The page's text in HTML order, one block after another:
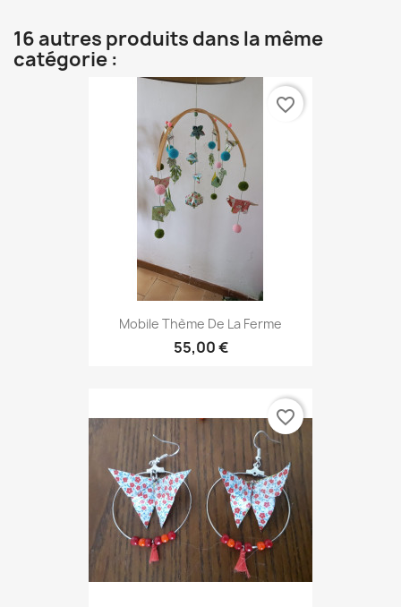
16 autres produits dans la même
catégorie :
Mobile Thème De La Ferme
55,00 €
favorite_border
favorite_border